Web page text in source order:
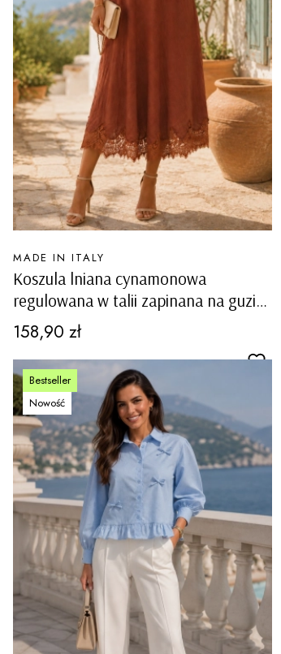
Koszula lniana cynamonowa
regulowana w talii zapinana na guziki
kieszenie cargo Meduno
PRODUCENT
MADE IN ITALY
Cena
158,90 zł
Bestseller
Nowość